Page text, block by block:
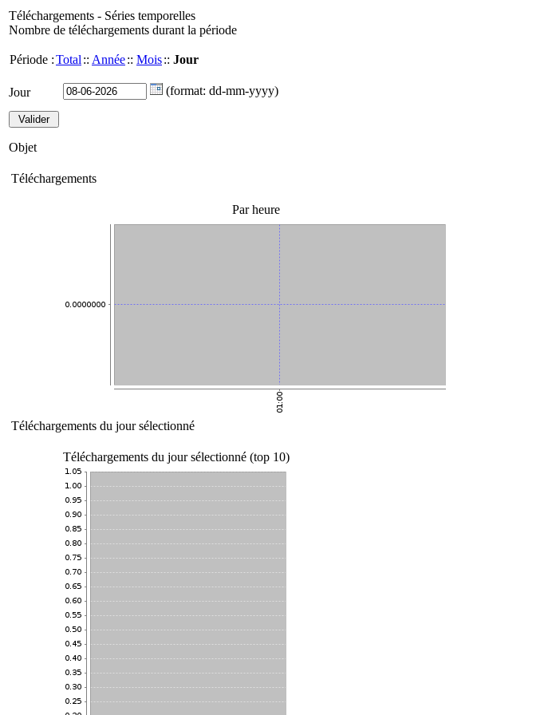
Téléchargements - Séries temporelles
Nombre de téléchargements durant la période
Période :Total :: Année:: Mois:: Jour
Jour (format: dd-mm-yyyy)
Objet
Téléchargements
Par heure
Téléchargements du jour sélectionné
Téléchargements du jour sélectionné (top 10)